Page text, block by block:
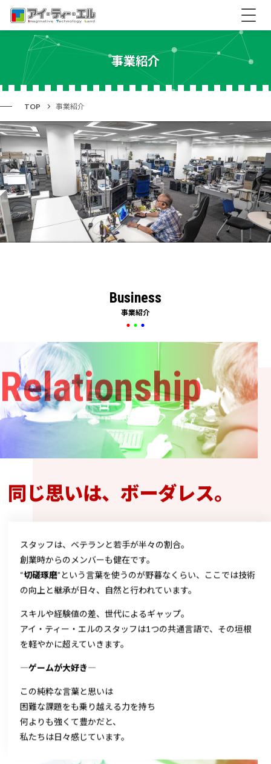
事業紹介
TOP 事業紹介
Business
事業紹介
Relationship
同じ思いは、ボーダレス。
スタッフは、ベテランと若手が半々の割合。
創業時からのメンバーも健在です。
“切磋琢磨”という言葉を使うのが野暮なくらい、 ここでは技術
の向上と継承が日々、自然と行われています。
スキルや経験値の差、世代によるギャップ。
アイ・ティー・エルのスタッフは1つの共通言語で、その垣根
を軽やかに超えていきます。
―ゲームが大好き―
この純粋な言葉と思いは
困難な課題をも乗り越える力を持ち
何よりも強くて豊かだと、
私たちは日々感じています。